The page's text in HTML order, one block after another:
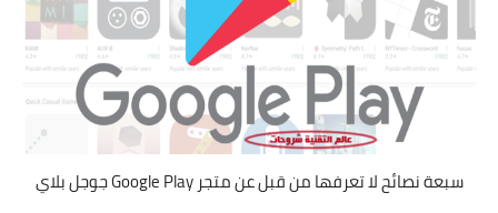
سبعة نصائح لا تعرفها من قبل عن متجر Google Play جوجل بلاي